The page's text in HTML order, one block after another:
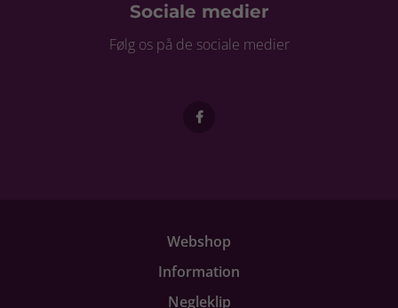
Sociale medier
Følg os på de sociale medier
Webshop
Information
Negleklip